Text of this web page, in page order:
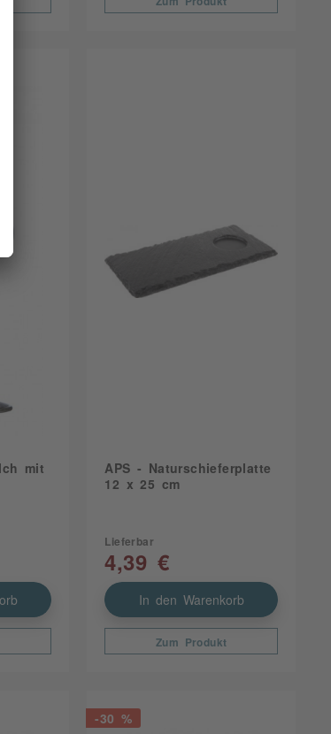
mit
APS - Naturschieferplatte
12 x 25 cm
Lieferbar
4,39 €
In den Warenkorb
Zum Produkt
-30 %